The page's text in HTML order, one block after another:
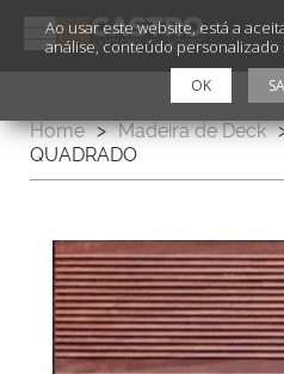
Home > Madeira de Deck
QUADRADO
Ao usar este website, está a
análise, conteúdo
OK